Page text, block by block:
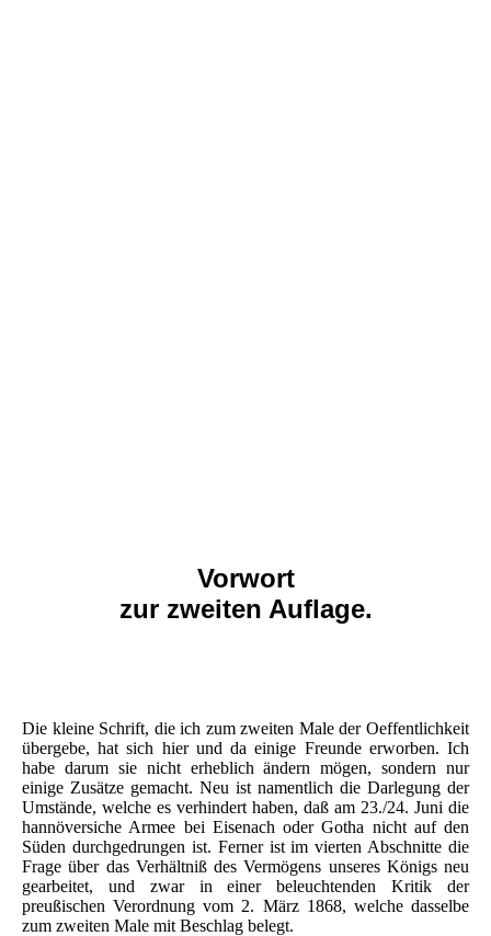
Vorwort
zur zweiten Auflage.
Die kleine Schrift, die ich zum zweiten Male der Oeffentlichkeit
übergebe, hat sich hier und da einige Freunde erworben. Ich
habe darum sie nicht erheblich ändern mögen, sondern nur
einige Zusätze gemacht. Neu ist namentlich die Darlegung der
Umstände, welche es verhindert haben, daß am 23./24. Juni die
hannöversiche Armee bei Eisenach oder Gotha nicht auf den
Süden durchgedrungen ist. Ferner ist im vierten Abschnitte die
Frage über das Verhältniß des Vermögens unseres Königs neu
gearbeitet, und zwar in einer beleuchtenden Kritik der
preußischen Verordnung vom 2. März 1868, welche dasselbe
zum zweiten Male mit Beschlag belegt.